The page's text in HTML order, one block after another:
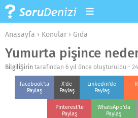
Anasayfa › Konular › Gıda
Yumurta pişince
BilgiliŞirin tarafından 6 yıl önce oluşturuldu -
Facebook'ta
Paylaş
X'de
Paylaş
Linkedin'de
Paylaş
Pinterest'te
Paylaş
WhatsApp'da
Paylaş